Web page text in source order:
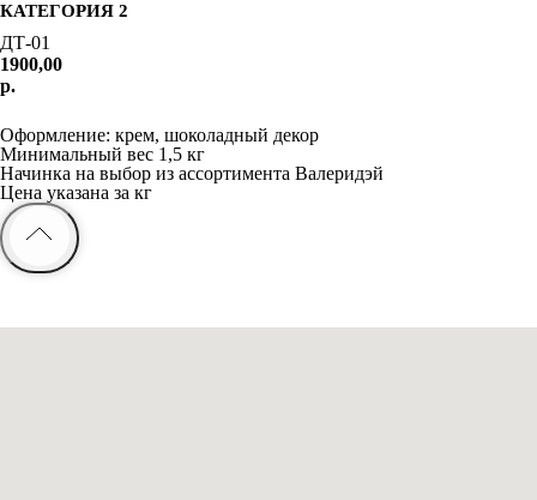
КАТЕГОРИЯ 2
ДТ-01
1900,00
р.
Оформление: крем, шоколадный декор
Минимальный вес 1,5 кг
Начинка на выбор из ассортимента Валеридэй
Цена указана за кг